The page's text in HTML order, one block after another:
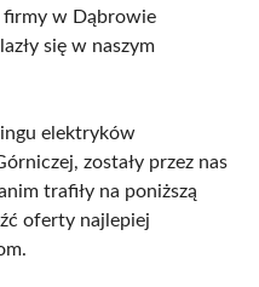
firmy w Dąbrowie
się w naszym
elektryków
zostały przez nas
trafiły na poniższą
oferty najlepiej